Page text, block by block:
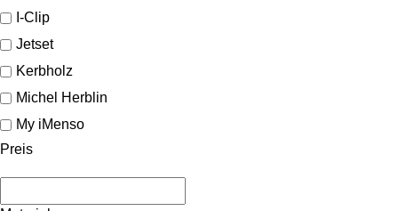
I-Clip
Jetset
Kerbholz
Michel Herblin
My iMenso
Preis